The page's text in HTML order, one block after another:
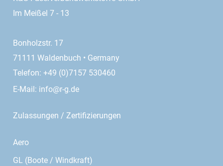
Im Meißel 7 - 13
Bonholzstr. 17
71111 Waldenbuch • Germany
Telefon: +49 (0)7157 530460
E-Mail: info@r-g.de
Zulassungen / Zertifizierungen
Aero
GL (Boote / Windkraft)